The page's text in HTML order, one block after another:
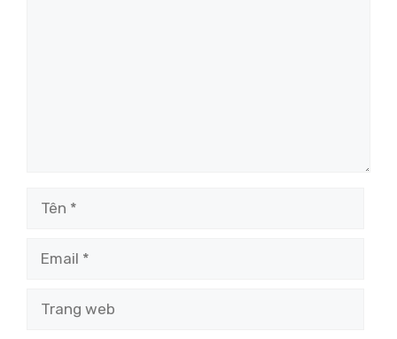
web